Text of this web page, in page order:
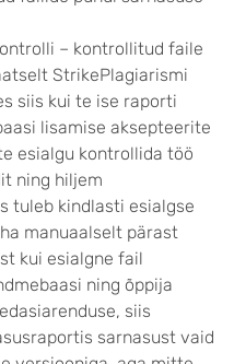
– kontrollitud faile
StrikePlagiarismi
siis kui te ise raporti
lisamise aksepteerite
esialgu kontrollida töö
ning hiljem
tuleb kindlasti esialgse
manuaalselt pärast
kui esialgne fail
ning õppija
siis
sarnasust vaid